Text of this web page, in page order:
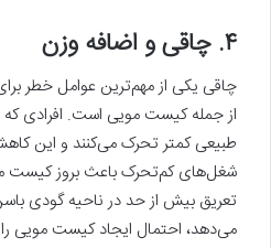
۴. چاقی و اضافه وزن
چاقی یکی از مهم‌ترین عوامل خطر
از جمله کیست مویی است. افرادی که
طبیعی کمتر تحرک می‌کنند و این
شغل‌های کم‌تحرک باعث بروز کیست
تعریق بیش از حد در ناحیه گودی
می‌دهد، احتمال ایجاد کیست مویی